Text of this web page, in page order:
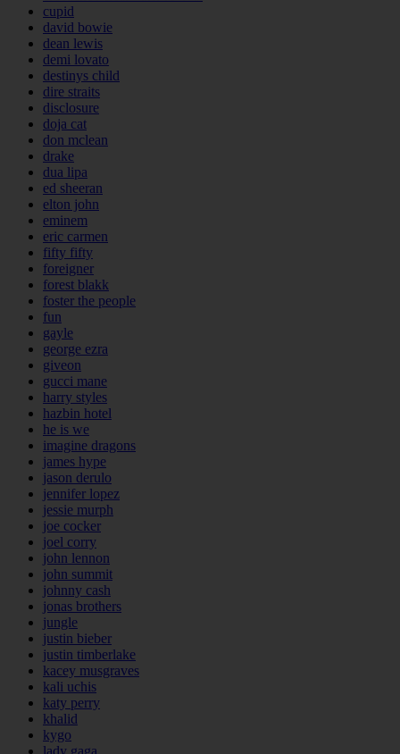
cupid
david bowie
dean lewis
demi lovato
destinys child
dire straits
disclosure
doja cat
don mclean
drake
dua lipa
ed sheeran
elton john
eminem
eric carmen
fifty fifty
foreigner
forest blakk
foster the people
fun
gayle
george ezra
giveon
gucci mane
harry styles
hazbin hotel
he is we
imagine dragons
james hype
jason derulo
jennifer lopez
jessie murph
joe cocker
joel corry
john lennon
john summit
johnny cash
jonas brothers
jungle
justin bieber
justin timberlake
kacey musgraves
kali uchis
katy perry
khalid
kygo
lady gaga